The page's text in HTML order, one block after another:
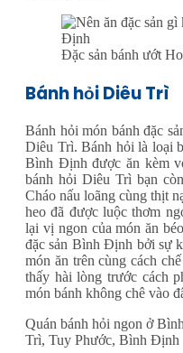
Đặc sản bánh ướt
Bánh hỏi Diêu Trì
Bánh hỏi món bánh đặc
Diêu Trì. Bánh hỏi là loại
Bình Định được ăn kèm
bánh hỏi Diêu Trì bạn
Cháo nấu loãng cùng thịt
heo đã được luộc thơm
lại vị ngon của món ăn
đặc sản Bình Định bởi sự
món ăn trên cùng cách
thấy hài lòng trước cách
món bánh không chê vào
Quán bánh hỏi ngon ở
Trì, Tuy Phước, Bình Định